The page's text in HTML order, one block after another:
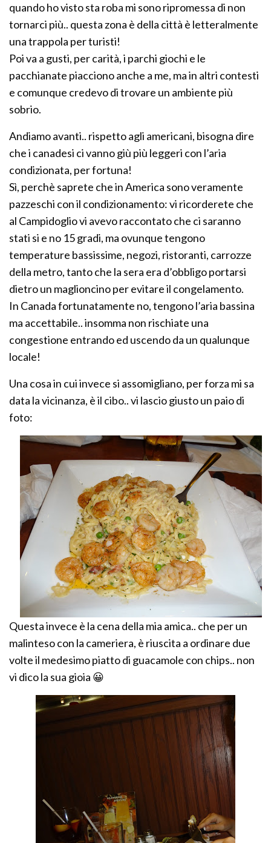
quando ho visto sta roba mi sono ripromessa di non
tornarci più.. questa zona è della città è letteralmente
una trappola per turisti!
Poi va a gusti, per carità, i parchi giochi e le
pacchianate piacciono anche a me, ma in altri contesti
e comunque credevo di trovare un ambiente più
sobrio.
Andiamo avanti.. rispetto agli americani, bisogna dire
che i canadesi ci vanno giù più leggeri con l’aria
condizionata, per fortuna!
Sì, perchè saprete che in America sono veramente
pazzeschi con il condizionamento: vi ricorderete che
al Campidoglio vi avevo raccontato che ci saranno
stati si e no 15 gradi, ma ovunque tengono
temperature bassissime, negozi, ristoranti, carrozze
della metro, tanto che la sera era d’obbligo portarsi
dietro un maglioncino per evitare il congelamento.
In Canada fortunatamente no, tengono l’aria bassina
ma accettabile.. insomma non rischiate una
congestione entrando ed uscendo da un qualunque
locale!
Una cosa in cui invece si assomigliano, per forza mi sa
data la vicinanza, è il cibo.. vi lascio giusto un paio di
foto:
Questa invece è la cena della mia amica.. che per un
malinteso con la cameriera, è riuscita a ordinare due
volte il medesimo piatto di guacamole con chips.. non
vi dico la sua gioia 😀